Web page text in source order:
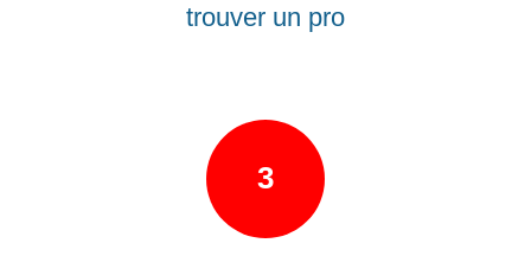
trouver un pro
3